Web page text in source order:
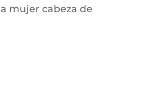
mujer cabeza de